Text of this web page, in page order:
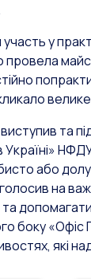
участь у
провела
велике
та
або
на
та
боку
які